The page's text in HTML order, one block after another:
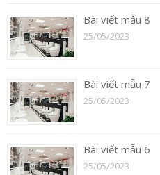
Bài viết mẫu 8
25/05/2023
Bài viết mẫu 7
25/05/2023
Bài viết mẫu 6
25/05/2023